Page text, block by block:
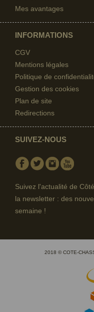
Mes avantages
INFORMATIONS
CGV
Mentions légales
Politique de
Gestion des cookies
Plan de site
Redirections
SUIVEZ-NOUS
Facebook
TwitterInstagram
Suivez l'actualité de
la newsletter : des
semaine !
2018 © COTE-